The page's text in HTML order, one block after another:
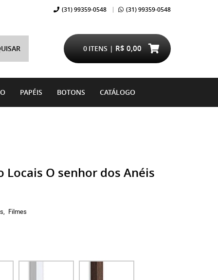
(31)99359-0548 (31)99359-0548
ITENS
0 R$ 0,00
PAPÉIS BOTONS CATÁLOGO
O senhor dos Anéis
Filmes